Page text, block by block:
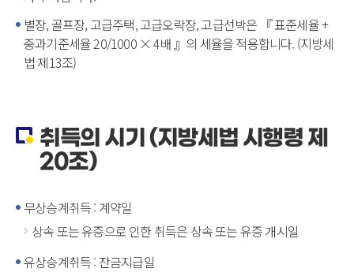
별장, 골프장, 고급주택, 고급오락장, 고급선박은 『 표준세율 +
중과기준세율 20/1000 × 4배 』의 세율을 적용합니다. (지방세
법 제13조)
취득의 시기 (지방세법 시행령 제
20조)
무상승계취득 : 계약일
상속 또는 유증으로 인한 취득은 상속 또는 유증 개시일
유상승계취득 : 잔금지급일